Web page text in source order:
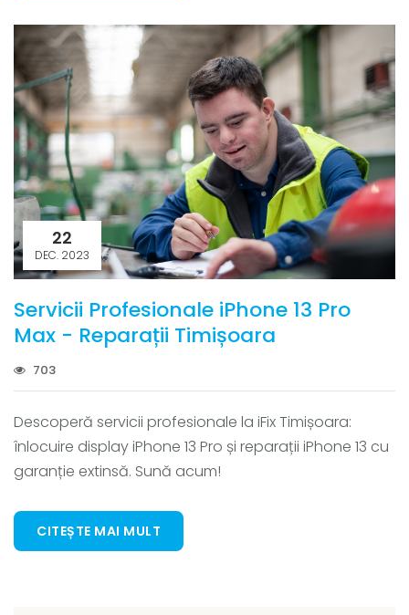
22
DEC. 2023
Servicii Profesionale iPhone 13 Pro
Max - Reparații Timișoara
703
Descoperă servicii profesionale la iFix Timișoara:
înlocuire display iPhone 13 Pro și reparații iPhone 13 cu
garanție extinsă. Sună acum!
CITEȘTE MAI MULT